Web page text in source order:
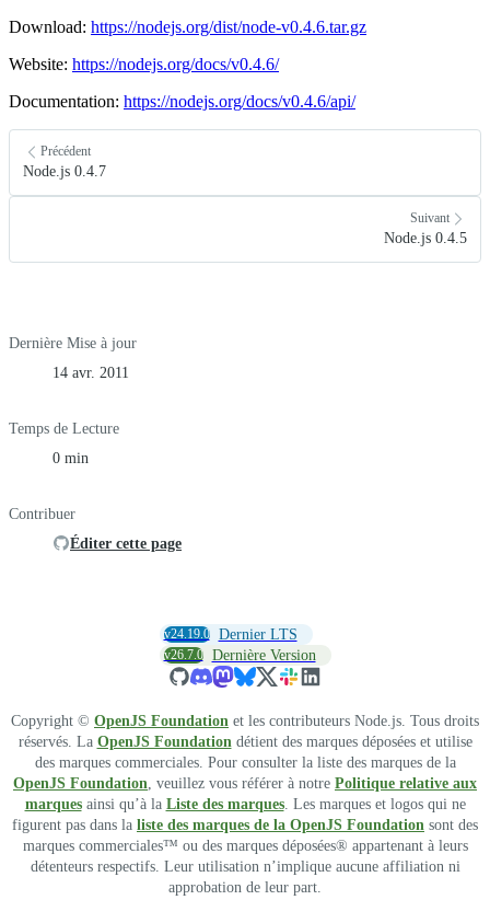
Download: https://nodejs.org/dist/node-v0.4.6.tar.gz
Website: https://nodejs.org/docs/v0.4.6/
Documentation: https://nodejs.org/docs/v0.4.6/api/
Précédent
Node.js 0.4.7
Suivant
Node.js 0.4.5
Dernière Mise à jour
14 avr. 2011
Temps de Lecture
0 min
Contribuer
Éditer cette page
v24.19.0 Dernier LTS
v26.7.0 Dernière Version
Copyright © OpenJS Foundation et les contributeurs Node.js. Tous droits
réservés. La OpenJS Foundation détient des marques déposées et utilise
des marques commerciales. Pour consulter la liste des marques de la
OpenJS Foundation , veuillez vous référer à notre Politique relative aux
marquesainsi qu’à la Liste des marques. Les marques et logos qui ne
figurent pas dans la liste des marques de la OpenJS Foundation sont des
marques commerciales™ ou des marques déposées® appartenant à leurs
détenteurs respectifs. Leur utilisation n’implique aucune affiliation ni
approbation de leur part.